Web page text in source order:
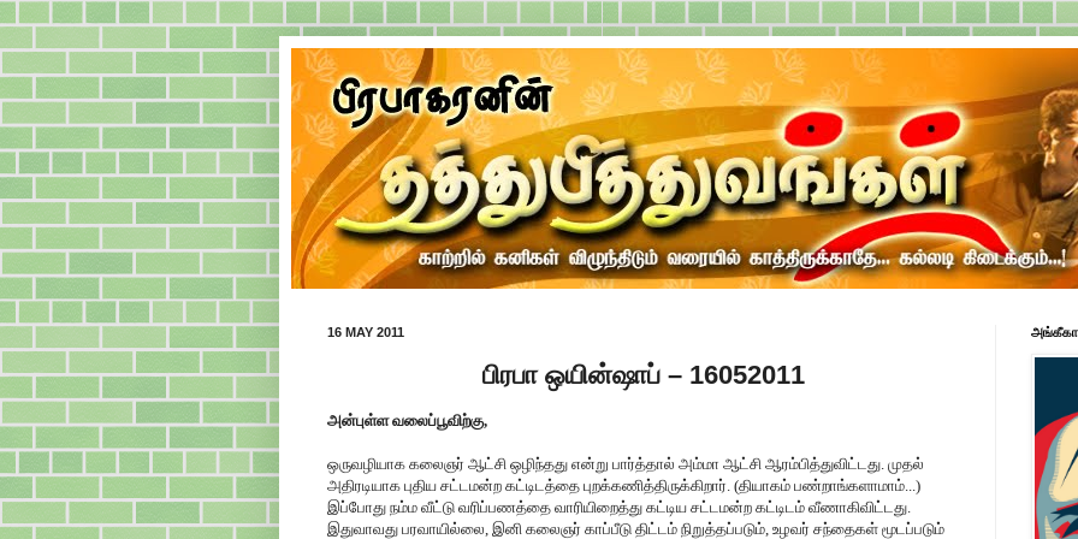
16 MAY 2011
பிரபா ஒயின்ஷாப் – 16052011
அன்புள்ள வலைப்பூவிற்கு,
ஒருவழியாக கலைஞர் ஆட்சி ஒழிந்தது என்று பார்த்தால் அம்மா ஆட்சி ஆரம்பித்துவிட்டது. முதல்
அதிரடியாக புதிய சட்டமன்ற கட்டிடத்தை புறக்கணித்திருக்கிறார். (தியாகம் பண்றாங்களாமாம்...)
இப்போது நம்ம வீட்டு வரிப்பணத்தை வாரியிறைத்து கட்டிய சட்டமன்ற கட்டிடம் வீணாகிவிட்டது.
இதுவாவது பரவாயில்லை, இனி கலைஞர் காப்பீடு திட்டம் நிறுத்தப்படும், உழவர் சந்தைகள் மூடப்படும்